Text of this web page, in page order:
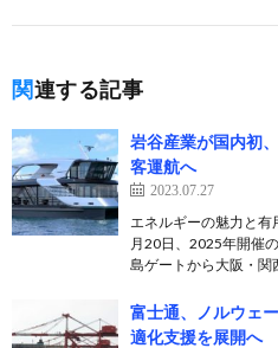
関連する記事
岩谷産業が国内初
客運航へ
2023.07.27
エネルギーの魅力と
月20日、2025年開催
島ゲートから大阪・
富士通、ノルウェ
適化支援を展開へ